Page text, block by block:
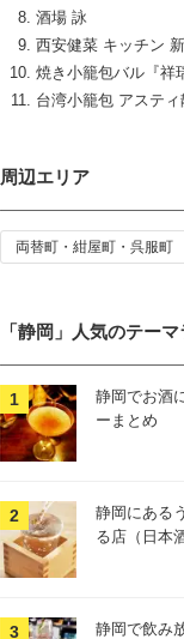
酒場 詠
西安健菜 キッチン
焼き小籠包バル『祥
台湾小籠包 アステ
周辺エリア
両替町・紺屋町・呉服町
「静岡」人気のテー
静岡でお酒
ーまとめ
静岡にある
る店（日本
静岡で飲み